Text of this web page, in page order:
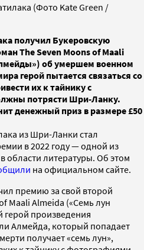
(Фото Kate Green /
получил Букеровскую
The Seven Moons of Maali
об умершем военном
герой пытается связаться со
их к тайнику с
потрясти Шри-Ланку.
денежный приз в размере £50
из Шри-Ланки стал
в 2022 году — одной из
области литературы. Об этом
на официальном сайте.
премию за свой второй
Maali Almeida («Семь лун
произведения
Алмейда, который попадает
получает «семь лун»,